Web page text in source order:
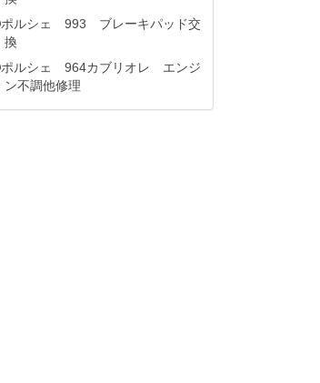
ポルシェ 993 ブレーキパッド交
換
ポルシェ 964カブリオレ エンジ
ン不調他修理